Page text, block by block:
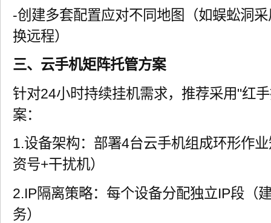
-创建多套配置应对不同地图（如蜈蚣洞
换远程）
三、云手机矩阵托管方案
针对24小时持续挂机需求，推荐采用"红
案：
1.设备架构：部署4台云手机组成环形作
资号+干扰机）
2.IP隔离策略：每个设备分配独立IP段（
务）